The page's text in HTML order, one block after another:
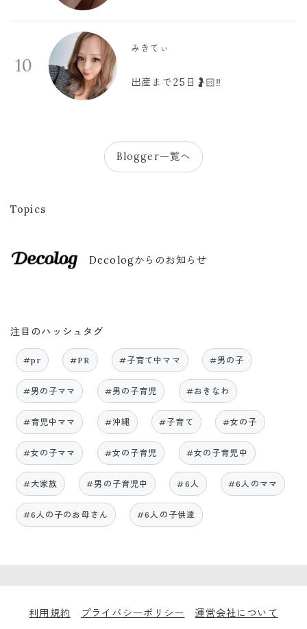
10
みきてぃ
出産まで25日🤰🏻‼️
Blogger一覧へ
Topics
Decologからのお知らせ
注目のハッシュタグ
#pr #PR #子育て中ママ #男の子
#男の子ママ #男の子育児 #おきなわ
#育児中ママ #沖縄 #子育て #女の子
#女の子ママ #女の子育児 #女の子育児中
#大家族 #男の子育児中 #6人 #6人のママ
#6人の子のお母さん #6人の子供達
利用規約 プライバシーポリシー 運営会社について